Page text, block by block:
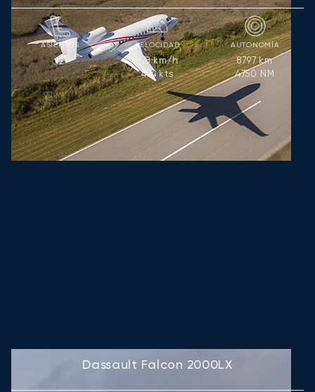
ASIENTOS
12
VELOCIDAD
878km/h
474kts
AUTONOMÍA
8797km
4750 NM
Dassault Falcon 2000LX